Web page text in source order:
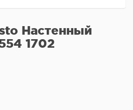
Настенный
1702